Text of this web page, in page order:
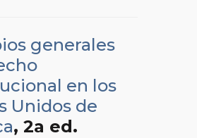
generales
en los
Unidos de
, 2a ed.